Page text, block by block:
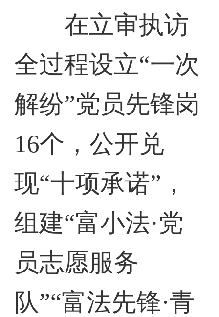
在立审执访
全过程设立“一次
解纷”党员先锋岗
16个，公开兑
现“十项承诺”，
组建“富小法·党
员志愿服务
队”“富法先锋·青